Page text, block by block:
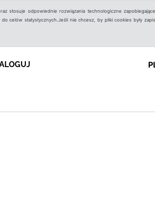
stosuje odpowiednie rozwiązania technologiczne
celów statystycznych.Jeśli nie chcesz, by pliki cookies były